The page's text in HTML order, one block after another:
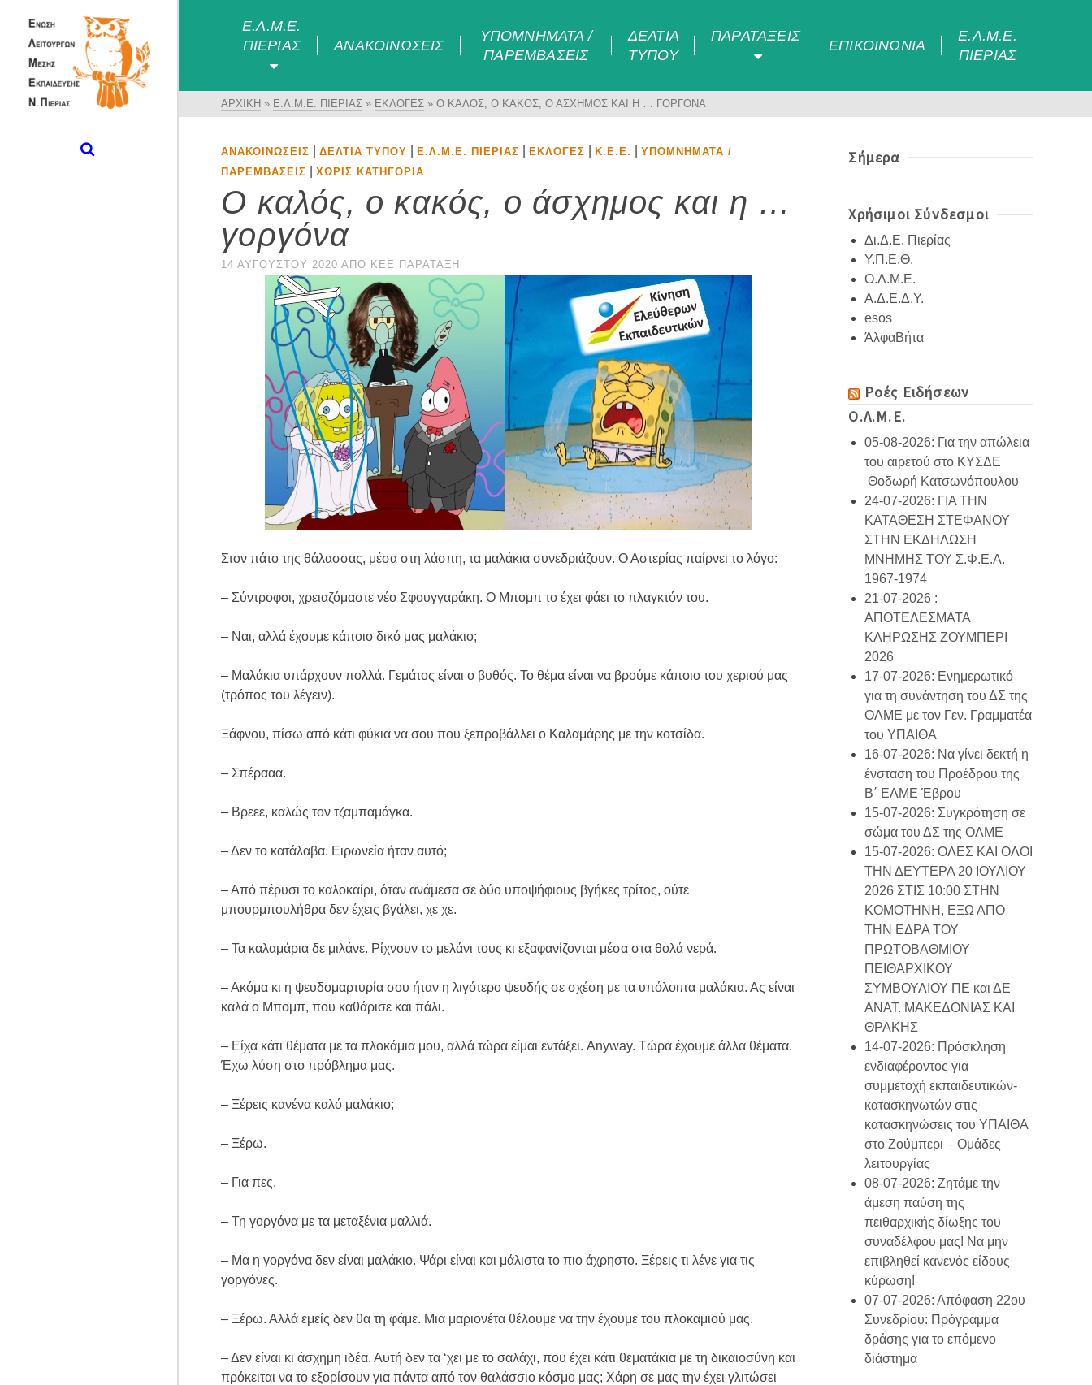
Ε.Λ.Μ.Ε.
ΠΙΕΡΊΑΣ
ΑΝΑΚΟΙΝΏΣΕΙΣ
ΥΠΟΜΝΉΜΑΤΑ /
ΠΑΡΕΜΒΆΣΕΙΣ
ΔΕΛΤΊΑ
ΤΎΠΟΥ
ΠΑΡΑΤΆΞΕΙΣ
ΕΠΙΚΟΙΝΩΝΊΑ
Ε.Λ.Μ.Ε.
ΠΙΕΡΊΑΣ
ΑΡΧΙΚΉ » Ε.Λ.Μ.Ε. ΠΙΕΡΊΑΣ » ΕΚΛΟΓΈΣ » Ο ΚΑΛΌΣ, Ο ΚΑΚΌΣ, Ο ΆΣΧΗΜΟΣ ΚΑΙ Η … ΓΟΡΓΌΝΑ
ΑΝΑΚΟΙΝΏΣΕΙΣ |ΔΕΛΤΊΑ ΤΎΠΟΥ |Ε.Λ.Μ.Ε. ΠΙΕΡΊΑΣ |ΕΚΛΟΓΈΣ |Κ.Ε.Ε. |ΥΠΟΜΝΉΜΑΤΑ /
ΠΑΡΕΜΒΆΣΕΙΣ
|ΧΩΡΊΣ ΚΑΤΗΓΟΡΊΑ
Ο καλός, ο κακός, ο άσχημος και η …
γοργόνα
14 ΑΥΓΟΎΣΤΟΥ 2020ΑΠΌ ΚΕΕ ΠΑΡΆΤΑΞΗ
Στον πάτο της θάλασσας, μέσα στη λάσπη, τα μαλάκια συνεδριάζουν. Ο Αστερίας παίρνει το λόγο:
– Σύντροφοι, χρειαζόμαστε νέο Σφουγγαράκη. Ο Μπομπ το έχει φάει το πλαγκτόν του.
– Ναι, αλλά έχουμε κάποιο δικό μας μαλάκιο;
– Μαλάκια υπάρχουν πολλά. Γεμάτος είναι ο βυθός. Το θέμα είναι να βρούμε κάποιο του χεριού μας
(τρόπος του λέγειν).
Ξάφνου, πίσω από κάτι φύκια να σου που ξεπροβάλλει ο Καλαμάρης με την κοτσίδα.
– Σπέρααα.
– Βρεεε, καλώς τον τζαμπαμάγκα.
– Δεν το κατάλαβα. Ειρωνεία ήταν αυτό;
– Από πέρυσι το καλοκαίρι, όταν ανάμεσα σε δύο υποψήφιους βγήκες τρίτος, ούτε
μπουρμπουλήθρα δεν έχεις βγάλει, χε χε.
– Τα καλαμάρια δε μιλάνε. Ρίχνουν το μελάνι τους κι εξαφανίζονται μέσα στα θολά νερά.
– Ακόμα κι η ψευδομαρτυρία σου ήταν η λιγότερο ψευδής σε σχέση με τα υπόλοιπα μαλάκια. Ας είναι
καλά ο Μπομπ, που καθάρισε και πάλι.
– Είχα κάτι θέματα με τα πλοκάμια μου, αλλά τώρα είμαι εντάξει. Anyway. Τώρα έχουμε άλλα θέματα.
Έχω λύση στο πρόβλημα μας.
– Ξέρεις κανένα καλό μαλάκιο;
– Ξέρω.
– Για πες.
– Τη γοργόνα με τα μεταξένια μαλλιά.
– Μα η γοργόνα δεν είναι μαλάκιο. Ψάρι είναι και μάλιστα το πιο άχρηστο. Ξέρεις τι λένε για τις
γοργόνες.
– Ξέρω. Αλλά εμείς δεν θα τη φάμε. Μια μαριονέτα θέλουμε να την έχουμε του πλοκαμιού μας.
– Δεν είναι κι άσχημη ιδέα. Αυτή δεν τα ‘χει με το σαλάχι, που έχει κάτι θεματάκια με τη δικαιοσύνη και
πρόκειται να το εξορίσουν για πάντα από τον θαλάσσιο κόσμο μας; Χάρη σε μας την έχει γλιτώσει
Σήμερα
Χρήσιμοι Σύνδεσμοι
Δι.Δ.Ε. Πιερίας
Υ.Π.Ε.Θ.
Ο.Λ.Μ.Ε.
Α.Δ.Ε.Δ.Υ.
esos
ΆλφαΒήτα
Ροές Ειδήσεων
Ο.Λ.Μ.Ε.
05-08-2026: Για την απώλεια
του αιρετού στο ΚΥΣΔΕ
Θοδωρή Κατσωνόπουλου
24-07-2026: ΓΙΑ ΤΗΝ
ΚΑΤΑΘΕΣΗ ΣΤΕΦΑΝΟΥ
ΣΤΗΝ ΕΚΔΗΛΩΣΗ
ΜΝΗΜΗΣ ΤΟΥ Σ.Φ.Ε.Α.
1967-1974
21-07-2026 :
ΑΠΟΤΕΛΕΣΜΑΤΑ
ΚΛΗΡΩΣΗΣ ΖΟΥΜΠΕΡΙ
2026
17-07-2026: Ενημερωτικό
για τη συνάντηση του ΔΣ της
ΟΛΜΕ με τον Γεν. Γραμματέα
του ΥΠΑΙΘΑ
16-07-2026: Να γίνει δεκτή η
ένσταση του Προέδρου της
Β΄ ΕΛΜΕ Έβρου
15-07-2026: Συγκρότηση σε
σώμα του ΔΣ της ΟΛΜΕ
15-07-2026: ΟΛΕΣ ΚΑΙ ΟΛΟΙ
ΤΗΝ ΔΕΥΤΕΡΑ 20 ΙΟΥΛΙΟΥ
2026 ΣΤΙΣ 10:00 ΣΤΗΝ
ΚΟΜΟΤΗΝΗ, ΕΞΩ ΑΠΟ
ΤΗΝ ΕΔΡΑ ΤΟΥ
ΠΡΩΤΟΒΑΘΜΙΟΥ
ΠΕΙΘΑΡΧΙΚΟΥ
ΣΥΜΒΟΥΛΙΟΥ ΠΕ και ΔΕ
ΑΝΑΤ. ΜΑΚΕΔΟΝΙΑΣ ΚΑΙ
ΘΡΑΚΗΣ
14-07-2026: Πρόσκληση
ενδιαφέροντος για
συμμετοχή εκπαιδευτικών-
κατασκηνωτών στις
κατασκηνώσεις του ΥΠΑΙΘΑ
στο Ζούμπερι – Ομάδες
λειτουργίας
08-07-2026: Ζητάμε την
άμεση παύση της
πειθαρχικής δίωξης του
συναδέλφου μας! Να μην
επιβληθεί κανενός είδους
κύρωση!
07-07-2026: Απόφαση 22ου
Συνεδρίου: Πρόγραμμα
δράσης για το επόμενο
διάστημα